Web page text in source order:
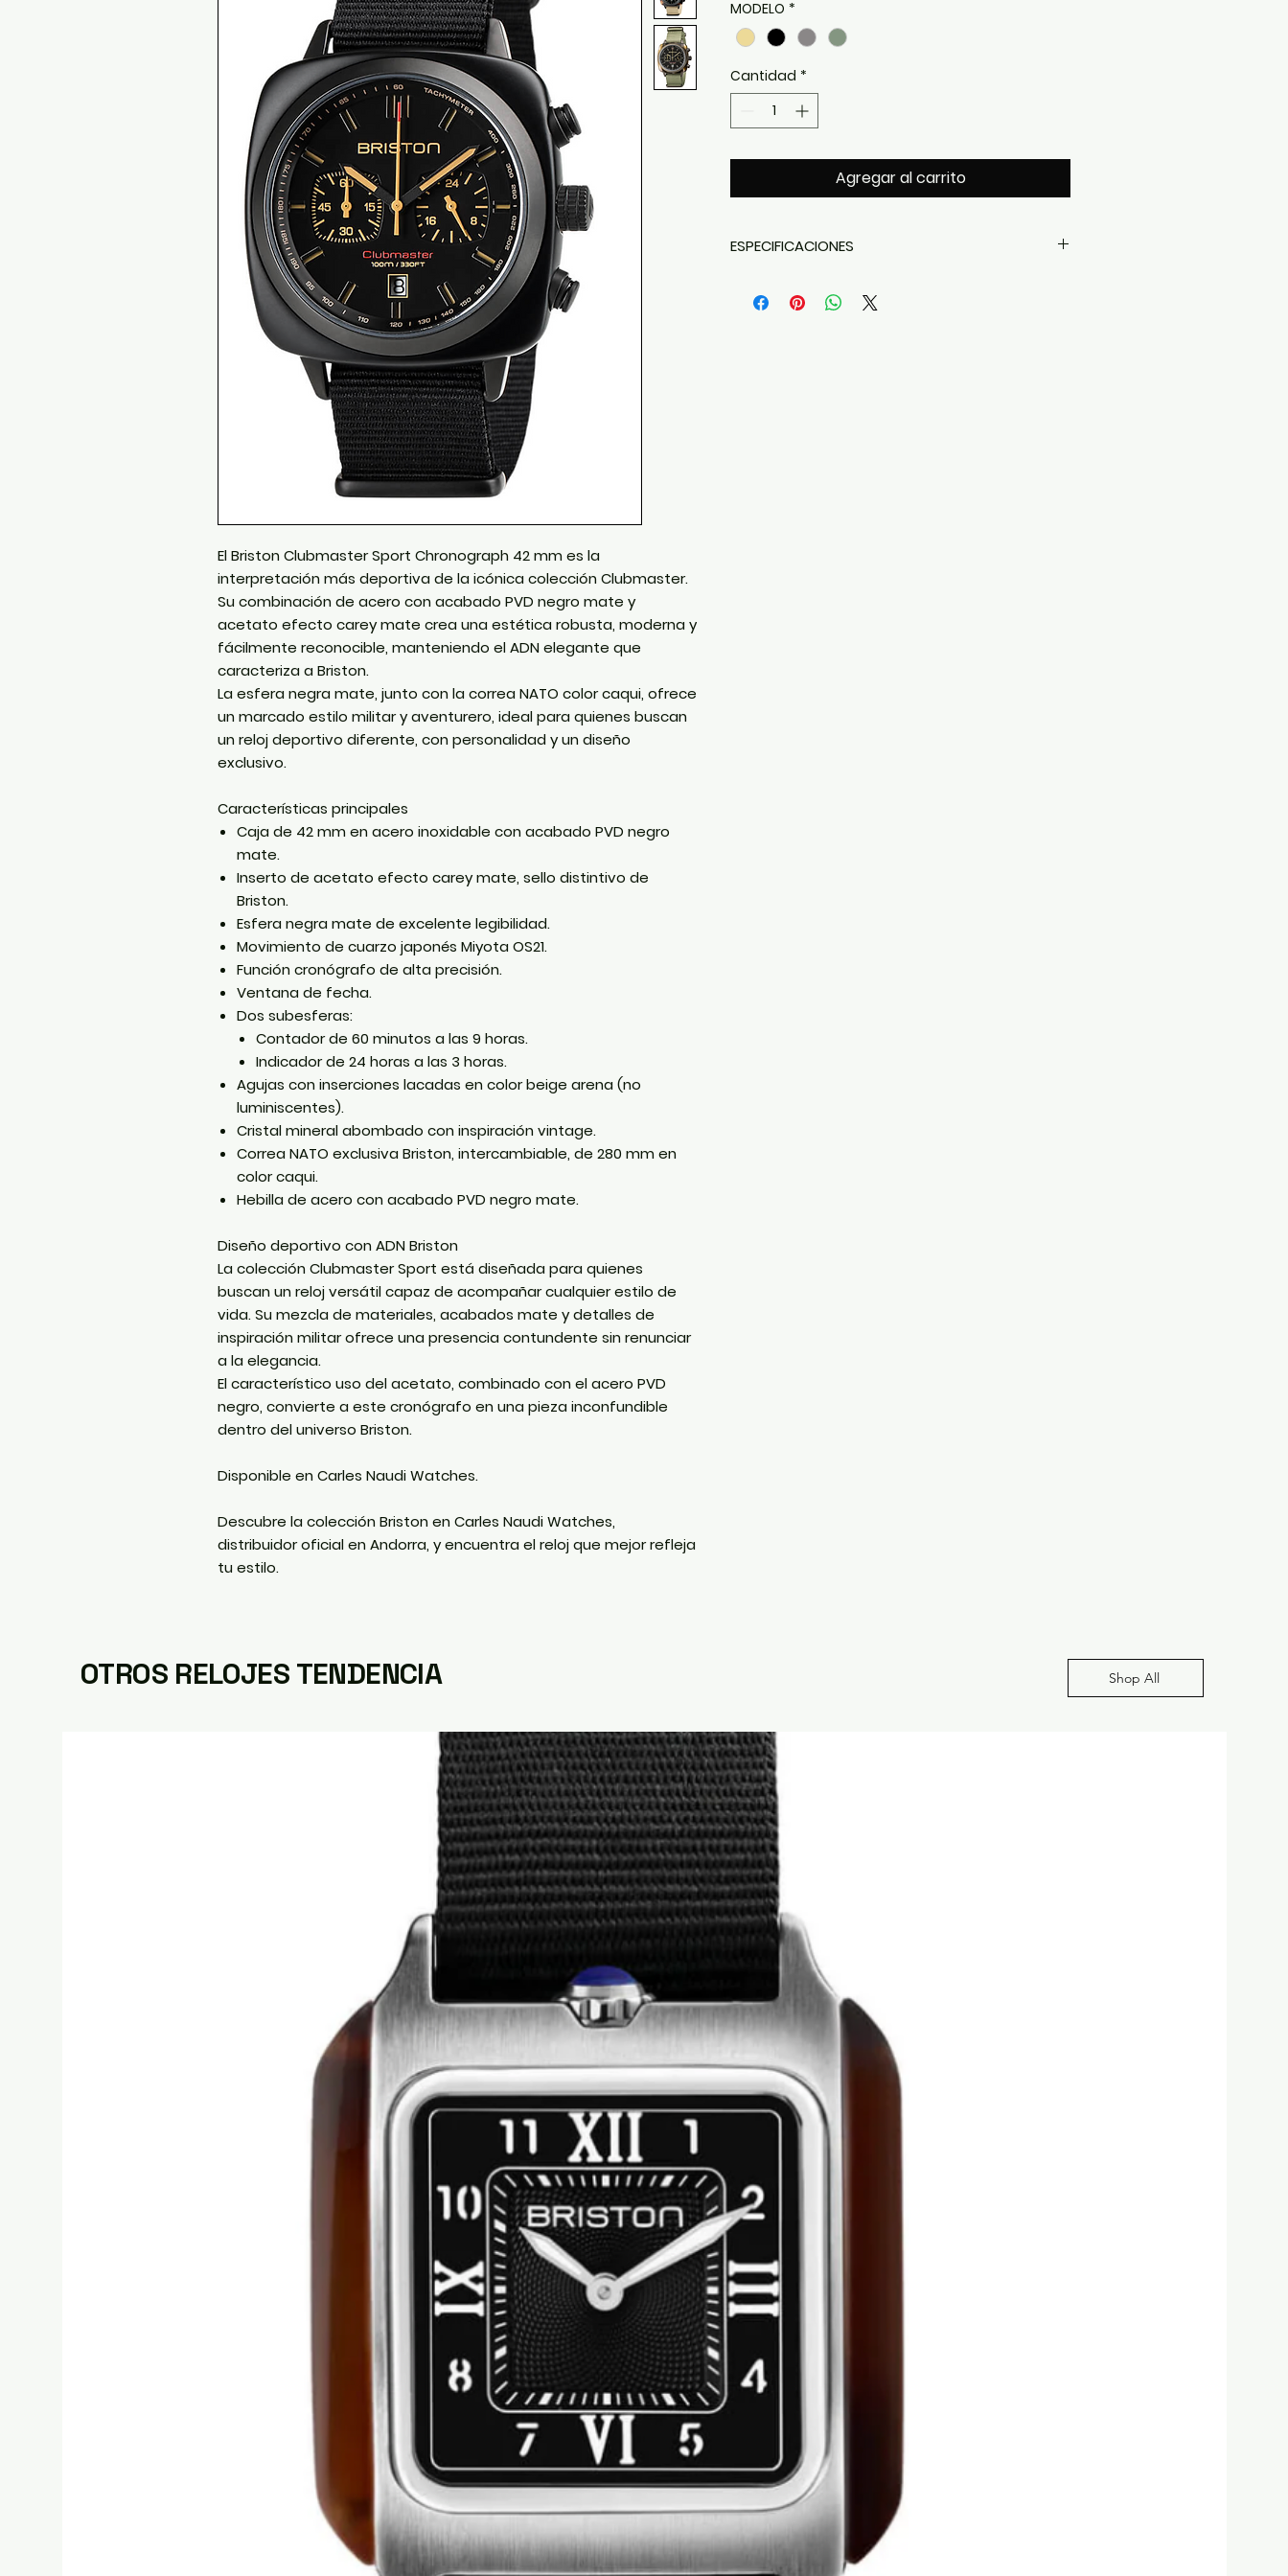
ElBriston Clubmaster Sport Chronograph 42 mmes la
interpretación más deportiva de la icónica colección Clubmaster.
Su combinación de acero con acabado PVD negro mate y
acetato efecto carey mate crea una estética robusta, moderna y
fácilmente reconocible, manteniendo el ADN elegante que
caracteriza a Briston.
La esfera negra mate, junto con la correa NATO color caqui, ofrece
un marcado estilo militar y aventurero, ideal para quienes buscan
un reloj deportivo diferente, con personalidad y un diseño
exclusivo.
Características principales
Caja de 42 mmen acero inoxidable con acabado PVD negro
mate.
Inserto de acetato efecto carey mate, sello distintivo de
Briston.
Esfera negra mate de excelente legibilidad.
Movimiento de cuarzo japonés Miyota OS21.
Función cronógrafo de alta precisión.
Ventana de fecha.
Dos subesferas:
Contador de 60 minutos a las 9 horas.
Indicador de 24 horas a las 3 horas.
Agujas con inserciones lacadas en colorbeige arena(no
luminiscentes).
Cristal mineral abombado con inspiración vintage.
CorreaNATO exclusiva Briston, intercambiable, de 280 mmen
color caqui.
Hebilla de acero con acabado PVD negro mate.
Diseño deportivo con ADN Briston
La colecciónClubmaster Sport está diseñada para quienes
buscan un reloj versátil capaz de acompañar cualquier estilo de
vida. Su mezcla de materiales, acabados mate y detalles de
inspiración militar ofrece una presencia contundente sin renunciar
a la elegancia.
El característico uso del acetato, combinado con el acero PVD
negro, convierte a este cronógrafo en una pieza inconfundible
dentro del universo Briston.
Disponible en Carles Naudi Watches.
Descubre la colección Briston enCarles Naudi Watches,
distribuidor oficial en Andorra, y encuentra el reloj que mejor refleja
tu estilo.
MODELO *
Cantidad *
Agregar al carrito
ESPECIFICACIONES
acabado
PVD negro mate
OTROS RELOJES TENDENCIA Shop All